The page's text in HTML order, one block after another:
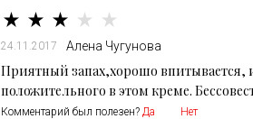
24.11.2017 Алена Чугунова
Приятный запах,хорошо впитывается,
положительного в этом креме.
Комментарий был полезен? Да Нет